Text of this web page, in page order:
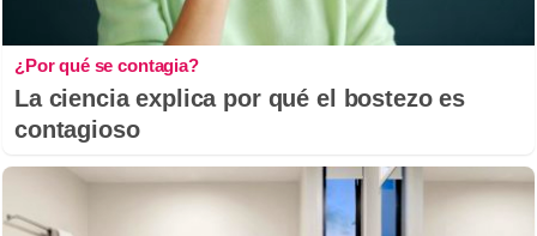
¿Por qué se contagia?
La ciencia explica por qué el bostezo es
contagioso